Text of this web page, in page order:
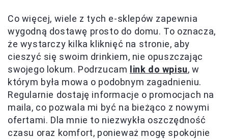
Co więcej, wiele z tych e-sklepów zapewnia
wygodną dostawę prosto do domu. To oznacza,
że wystarczy kilka kliknięć na stronie, aby
cieszyć się swoim drinkiem, nie opuszczając
swojego lokum. Podrzucam
link do wpisu, w
którym była mowa o podobnym zagadnieniu.
Regularnie dostaję informacje o promocjach na
maila, co pozwala mi być na bieżąco z nowymi
ofertami. Dla mnie to niezwykła oszczędność
czasu oraz komfort, ponieważ mogę spokojnie